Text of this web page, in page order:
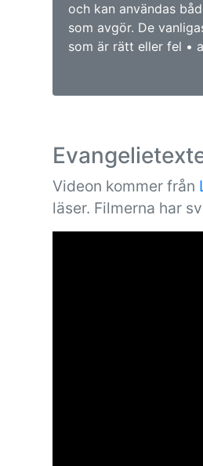
och kan användas
som avgör. De
som är rätt eller fel •
Videon kommer från
läser. Filmerna har